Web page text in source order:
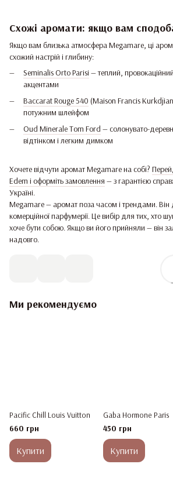
Схожі аромати: якщо вам
Якщо вам близька атмосфера Megamare, ці
схожий настрій і глибину:
Seminalis Orto Parisi — теплий,
акцентами
Baccarat Rouge 540 (Maison Francis
потужним шлейфом
Oud Minerale Tom Ford — солонувато-
відтінком і легким димком
Хочете відчути аромат Megamare на собі?
Edem і оформіть замовлення — з гарантією
Україні.
Megamare — аромат поза часом і трендами. Він
комерційної парфумерії. Це вибір для тих, хто
хоче бути собою. Якщо ви його прийняли — він
надовго.
Ми рекомендуємо
Pacific Chill Louis Vuitton
660 грн
Купити
Gaba Hormone Paris
450 грн
Купити